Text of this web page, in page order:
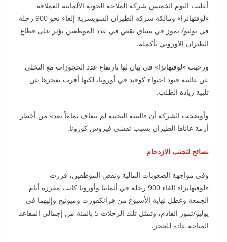
أعلنت اليوم الخميس شركة الملاحة الجوية الألمانية العملاقة
«لوفتهانزا» ومالكة شركة الطيران السويسرية إلغاء نحو 900 رحلة
في يوليو/ تموز في سياق نقص في عدد الموظفين يؤثر على قطاع
الطيران الأوروبي بأكمله.
ورحبت «لوفتهانزا» في بيان لها بارتفاع عدد الحجوزات مع التخلي
عن غالبية قيود احتواء كوفيد في أوروبا، لكنها أقرت بعجزها عن
تلبية زيادة الطلب.
وأوضحت الشركة أن «البنية التحتية لم تتعاف تماماً بعد» من أخطر
أزمة عاناها الطيران بسبب تفشي فيروس كورونا.
نصائح لتجنب الازدحام
وفي مواجهة الصعوبات المالية ونقص الموظفين، قررت
«لوفتهانزا» إلغاء 900 رحلة في ألمانيا وأوروبا كانت مقررة أيام
الجمعة وعطل نهاية الأسبوع من فرانكفورت وميونيخ وإليهما في
يوليو/تموز القادم، وتمثل تلك الرحلات 5 بالمئة من إجمالي المقاعد
المتاحة عادة للحجز.